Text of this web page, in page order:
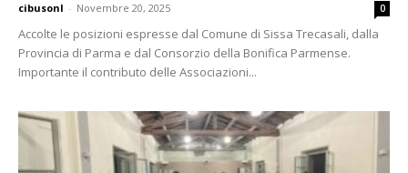
cibusonl - Novembre 20, 2025 0
Accolte le posizioni espresse dal Comune di Sissa Trecasali, dalla
Provincia di Parma e dal Consorzio della Bonifica Parmense.
Importante il contributo delle Associazioni...